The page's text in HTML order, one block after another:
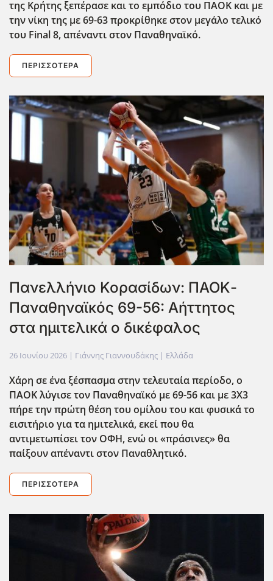
της Κρήτης ξεπέρασε και το εμπόδιο του ΠΑΟΚ και με
την νίκη της με 69-63 προκρίθηκε στον μεγάλο τελικό
του Final8, απέναντι στον Παναθηναϊκό.
ΠΕΡΙΣΣΌΤΕΡΑ
Πανελλήνιο Κορασίδων: ΠΑΟΚ-
Παναθηναϊκός 69-56: Αήττητος
στα ημιτελικά ο δικέφαλος
26 Ιουνίου 2026 | Γιάννης Γιαννουδάκης | Ελλάδα
Χάρη σε ένα ξέσπασμα στην τελευταία περίοδο, ο
ΠΑΟΚ λύγισε τον Παναθηναϊκό με 69-56 και με 3Χ3
πήρε την πρώτη θέση του ομίλου του και φυσικά το
εισιτήριο για τα ημιτελικά, εκεί που θα
αντιμετωπίσει τον ΟΦΗ, ενώ οι «πράσινες» θα
παίξουν απέναντι στον Παναθλητικό.
ΠΕΡΙΣΣΌΤΕΡΑ